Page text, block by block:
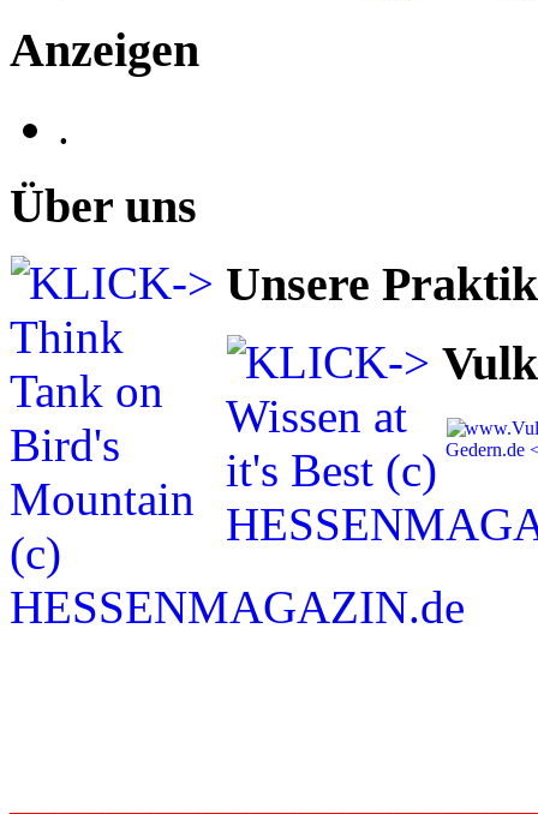
Anzeigen
.
Über uns
Unsere